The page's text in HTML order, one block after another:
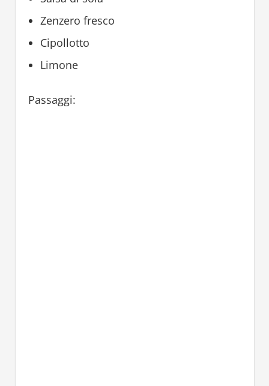
Zenzero fresco
Cipollotto
Limone
Passaggi: